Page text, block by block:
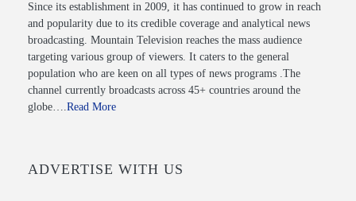
Since its establishment in 2009, it has continued to grow in reach
and popularity due to its credible coverage and analytical news
broadcasting. Mountain Television reaches the mass audience
targeting various group of viewers. It caters to the general
population who are keen on all types of news programs .The
channel currently broadcasts across 45+ countries around the
globe….Read More
ADVERTISE WITH US